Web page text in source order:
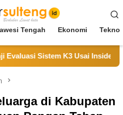
Tengah Ekonomi
Sistem K3 Usai Insiden
di Kabupaten